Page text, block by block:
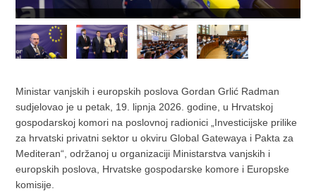
Ministar vanjskih i europskih poslova Gordan Grlić Radman
sudjelovao je u petak, 19. lipnja 2026. godine, u Hrvatskoj
gospodarskoj komori na poslovnoj radionici „Investicijske prilike
za hrvatski privatni sektor u okviru Global Gatewaya i Pakta za
Mediteran“, održanoj u organizaciji Ministarstva vanjskih i
europskih poslova, Hrvatske gospodarske komore i Europske
komisije.